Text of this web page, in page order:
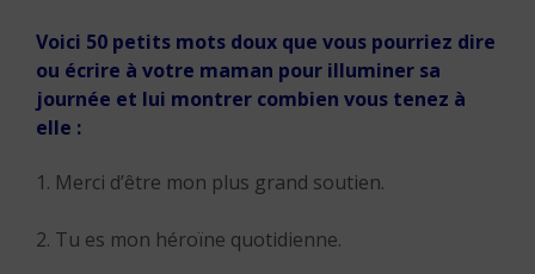
Voici 50 petits mots doux que vous pourriez dire
ou écrire à votre maman pour illuminer sa
journée et lui montrer combien vous tenez à
elle :
1. Merci d’être mon plus grand soutien.
2. Tu es mon héroïne quotidienne.